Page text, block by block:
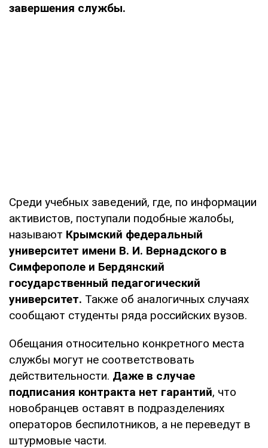
завершения службы.
Среди учебных заведений, где, по информации
активистов, поступали подобные жалобы,
называют Крымский федеральный
университет имени В. И. Вернадского в
Симферополе и Бердянский
государственный педагогический
университет. Также об аналогичных случаях
сообщают студенты ряда российских вузов.
Обещания относительно конкретного места
службы могут не соответствовать
действительности. Даже в случае
подписания контракта нет гарантий, что
новобранцев оставят в подразделениях
операторов беспилотников, а не переведут в
штурмовые части.